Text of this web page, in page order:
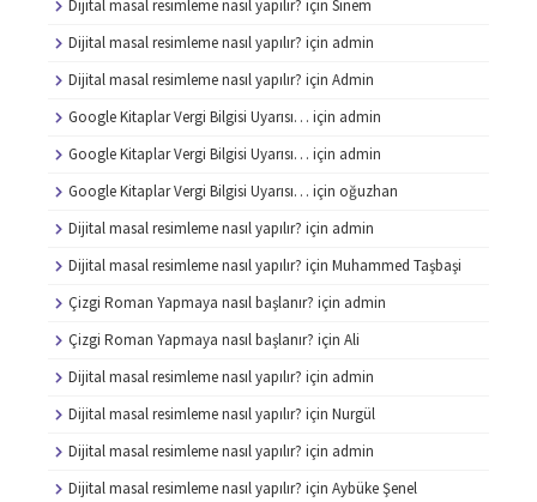
Dijital masal resimleme nasıl yapılır? için Sinem
Dijital masal resimleme nasıl yapılır? için admin
Dijital masal resimleme nasıl yapılır? için Admin
Google Kitaplar Vergi Bilgisi Uyarısı… için admin
Google Kitaplar Vergi Bilgisi Uyarısı… için admin
Google Kitaplar Vergi Bilgisi Uyarısı… için oğuzhan
Dijital masal resimleme nasıl yapılır? için admin
Dijital masal resimleme nasıl yapılır? için Muhammed Taşbaşi
Çizgi Roman Yapmaya nasıl başlanır? için admin
Çizgi Roman Yapmaya nasıl başlanır? için Ali
Dijital masal resimleme nasıl yapılır? için admin
Dijital masal resimleme nasıl yapılır? için Nurgül
Dijital masal resimleme nasıl yapılır? için admin
Dijital masal resimleme nasıl yapılır? için Aybüke Şenel